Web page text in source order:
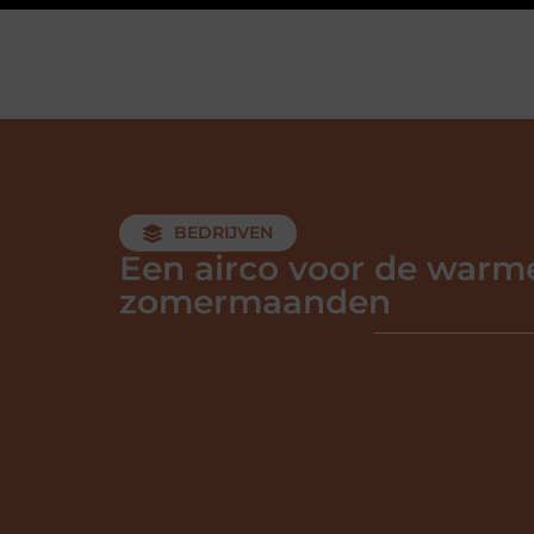
BEDRIJVEN
Een airco voor de
zomermaanden